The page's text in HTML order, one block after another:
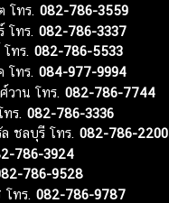
โทร. 082-786-3559
โทร. 082-786-3337
ทร. 082-786-5533
โทร. 084-977-9994
วาน โทร. 082-786-7744
ร. 082-786-3336
ชลบุรี โทร. 082-786-2200
786-3924
786-9528
โทร. 082-786-9787